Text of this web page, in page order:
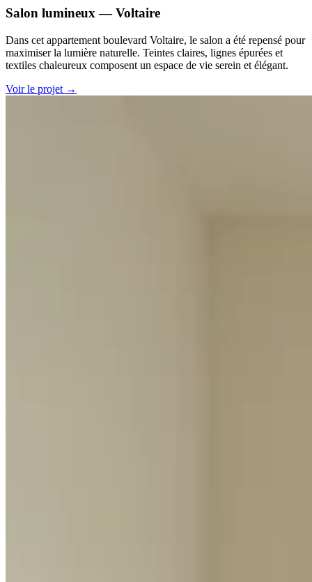
Salon lumineux — Voltaire
Dans cet appartement boulevard Voltaire, le salon a été repensé pour
maximiser la lumière naturelle. Teintes claires, lignes épurées et
textiles chaleureux composent un espace de vie serein et élégant.
Voir le projet →